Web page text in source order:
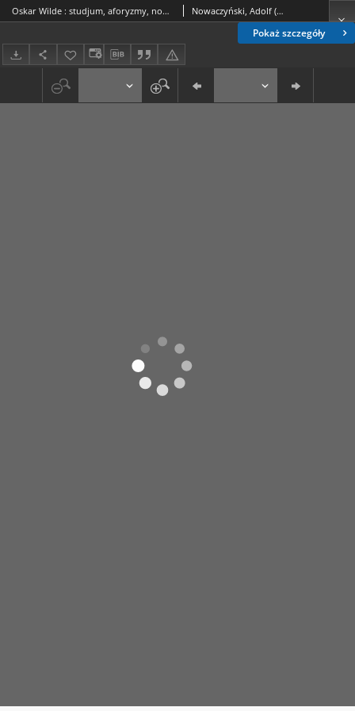
Pokaż szczegóły
Oskar Wilde : studjum, aforyzmy, nowele Nowaczyński, Adolf (1876-1944)